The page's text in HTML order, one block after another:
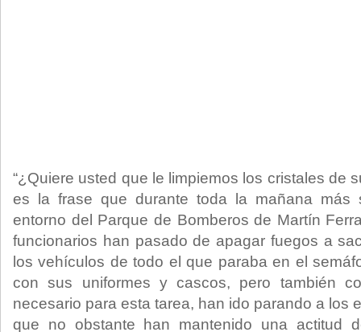
“¿Quiere usted que le limpiemos los cristales de
es la frase que durante toda la mañana más
entorno del Parque de Bomberos de Martín
funcionarios han pasado de apagar fuegos a
los vehículos de todo el que paraba en el
con sus uniformes y cascos, pero también
necesario para esta tarea, han ido parando a los
que no obstante han mantenido una actitud